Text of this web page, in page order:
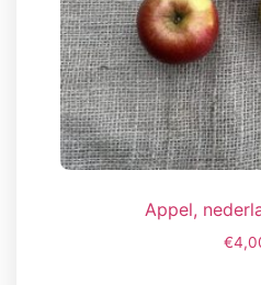
Appel,
€